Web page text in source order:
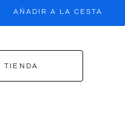
AÑADIR A LA CESTA
TIENDA